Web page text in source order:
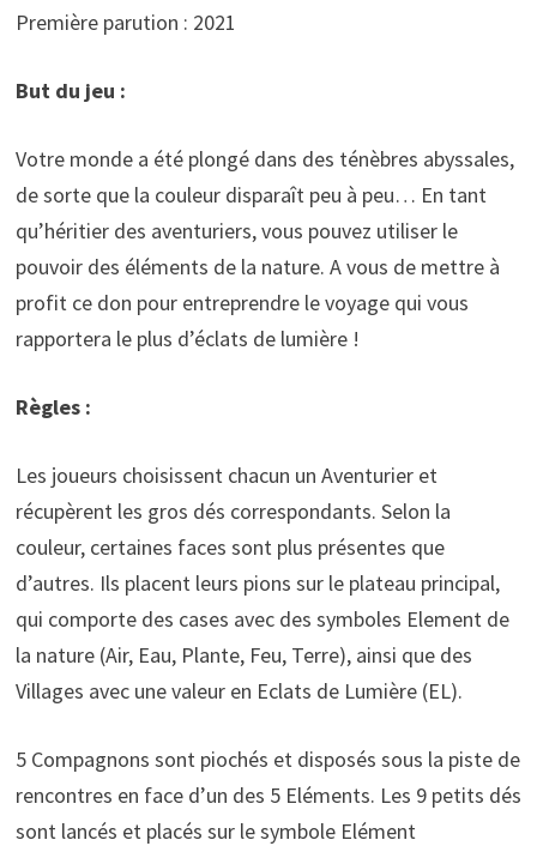
Première parution : 2021
But du jeu :
Votre monde a été plongé dans des ténèbres abyssales,
de sorte que la couleur disparaît peu à peu… En tant
qu’héritier des aventuriers, vous pouvez utiliser le
pouvoir des éléments de la nature. A vous de mettre à
profit ce don pour entreprendre le voyage qui vous
rapportera le plus d’éclats de lumière !
Règles :
Les joueurs choisissent chacun un Aventurier et
récupèrent les gros dés correspondants. Selon la
couleur, certaines faces sont plus présentes que
d’autres. Ils placent leurs pions sur le plateau principal,
qui comporte des cases avec des symboles Element de
la nature (Air, Eau, Plante, Feu, Terre), ainsi que des
Villages avec une valeur en Eclats de Lumière (EL).
5 Compagnons sont piochés et disposés sous la piste de
rencontres en face d’un des 5 Eléments. Les 9 petits dés
sont lancés et placés sur le symbole Elément